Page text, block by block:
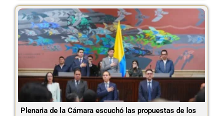
Plenaria de la Cámara escuchó las propuestas de los